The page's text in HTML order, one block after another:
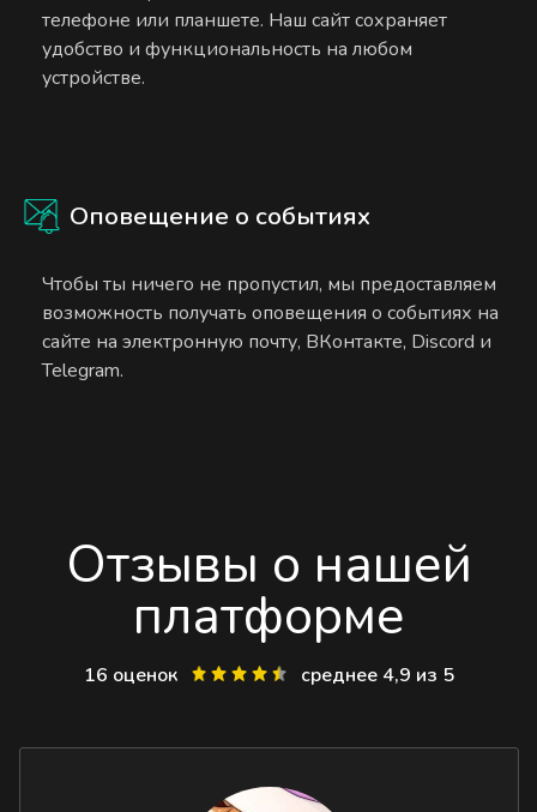
телефоне или планшете. Наш сайт сохраняет
удобство и функциональность на любом
устройстве.
Оповещение о событиях
Чтобы ты ничего не пропустил, мы предоставляем
возможность получать оповещения о событиях на
сайте на электронную почту, ВКонтакте, Discord и
Telegram.
Отзывы о нашей
платформе
16 оценок среднее 4,9 из 5